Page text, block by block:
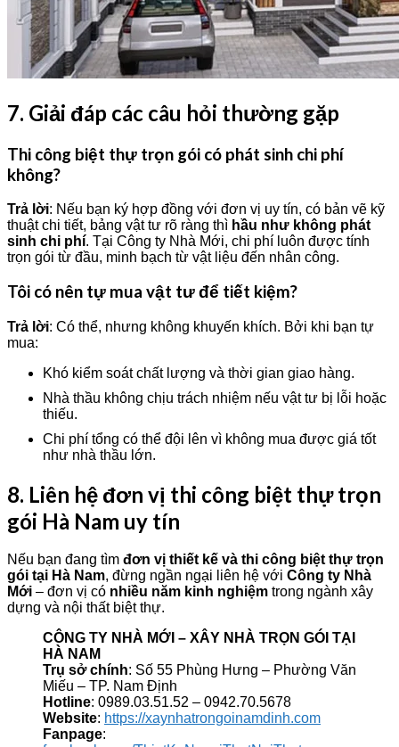
7. Giải đáp các câu hỏi thường gặp
Thi công biệt thự trọn gói có phát sinh chi phí
không?
Trả lời: Nếu bạn ký hợp đồng với đơn vị uy tín, có bản vẽ kỹ
thuật chi tiết, bảng vật tư rõ ràng thì hầu như không phát
sinh chi phí. Tại Công ty Nhà Mới, chi phí luôn được tính
trọn gói từ đầu, minh bạch từ vật liệu đến nhân công.
Tôi có nên tự mua vật tư để tiết kiệm?
Trả lời: Có thể, nhưng không khuyến khích. Bởi khi bạn tự
mua:
Khó kiểm soát chất lượng và thời gian giao hàng.
Nhà thầu không chịu trách nhiệm nếu vật tư bị lỗi hoặc
thiếu.
Chi phí tổng có thể đội lên vì không mua được giá tốt
như nhà thầu lớn.
8. Liên hệ đơn vị thi công biệt thự trọn
gói Hà Nam uy tín
Nếu bạn đang tìm đơn vị thiết kế và thi công biệt thự trọn
gói tại Hà Nam, đừng ngần ngại liên hệ với Công ty Nhà
Mới – đơn vị có nhiều năm kinh nghiệm trong ngành xây
dựng và nội thất biệt thự.
CÔNG TY NHÀ MỚI – XÂY NHÀ TRỌN GÓI TẠI
HÀ NAM
Trụ sở chính: Số 55 Phùng Hưng – Phường Văn
Miếu – TP. Nam Định
Hotline: 0989.03.51.52 – 0942.70.5678
Website: https://xaynhatrongoinamdinh.com
Fanpage: